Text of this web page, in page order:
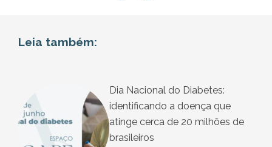
Leia também:
Dia Nacional do Diabetes:
identificando a doença que
atinge cerca de 20 milhões de
brasileiros